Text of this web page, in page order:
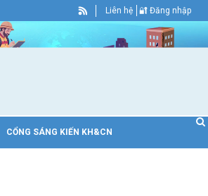
CỔNG SÁNG KIẾN KH&CN
Liên hệ Đăng nhập